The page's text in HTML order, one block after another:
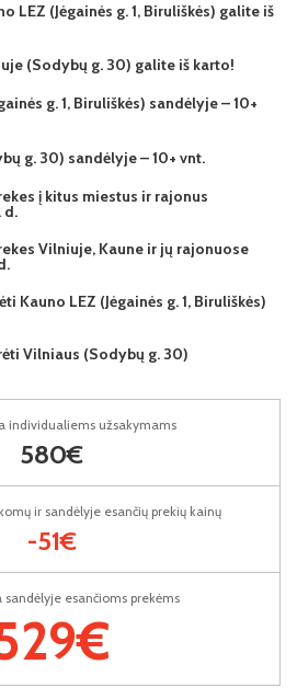
LEZ (Jėgainės g. 1, Biruliškės) galite iš
(Sodybų g. 30) galite iš karto!
g. 1, Biruliškės) sandėlyje – 10+
g. 30) sandėlyje – 10+ vnt.
į kitus miestus ir rajonus
d.
Vilniuje, Kaune ir jų rajonuose
Kauno LEZ (Jėgainės g. 1, Biruliškės)
Vilniaus (Sodybų g. 30)
esančioms prekėms
individualiems užsakymams
580€
ir sandėlyje esančių prekių kainų
-51€